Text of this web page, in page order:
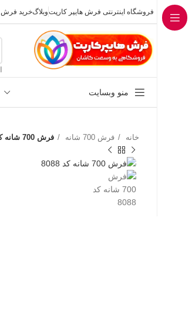
فروشگاه اینترنتی فرش هایپر کارپتوبلاگخرید فرش 1500 شانه
منو وبسایت
خانه فرش 700 شانه فرش 700 شانه کد 8088